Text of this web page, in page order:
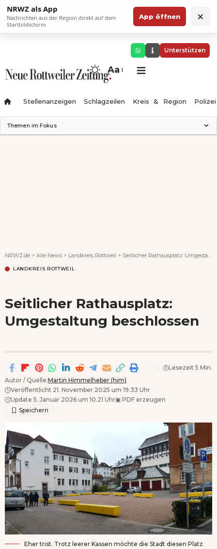
NRWZ als App
Nachrichten aus der Region direkt auf dem
Startbildschirm.
App öffnen ×
Unterstützen
Aa
Stellenanzeigen Schlagzeilen Kreis & Region Polizei
Themen im Fokus
NRWZ.de > Alle News > Landkreis Rottweil > Seitlicher Rathausplatz: Umgestaltung beschlossen
LANDKREIS ROTTWEIL
Seitlicher Rathausplatz:
Umgestaltung beschlossen
Autor / Quelle:Martin Himmelheber (him)
Veröffentlicht 21. November 2025 um 19.33 Uhr
Update 5. Januar 2026 um 10.21 Uhr▣ PDF erzeugen
Lesezeit 5 Min.
Eher trist. Trotz leerer Kassen möchte die Stadt diesen Platz